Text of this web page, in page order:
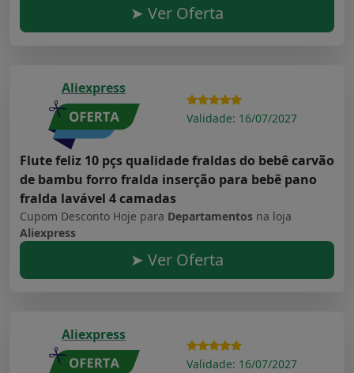
➤ Ver Oferta
Aliexpress
Validade: 16/07/2027
Flute feliz 10 pçs qualidade fraldas do bebê carvão
de bambu forro fralda inserção para bebê pano
fralda lavável 4 camadas
Cupom Desconto Hoje para Departamentos na loja
Aliexpress
➤ Ver Oferta
Aliexpress
Validade: 16/07/2027